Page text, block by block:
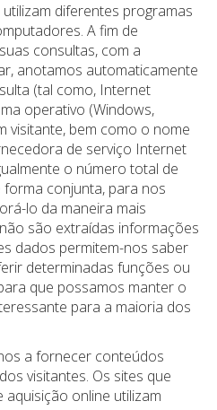
diferentes programas
A fim de
consultas, com a
anotamos automaticamente
(tal como, Internet
operativo (Windows,
visitante, bem como o nome
de serviço Internet
o número total de
conjunta, para nos
lo da maneira mais
são extraídas informações
dados permitem-nos saber
determinadas funções ou
que possamos manter o
para a maioria dos
a fornecer conteúdos
visitantes. Os sites que
online utilizam